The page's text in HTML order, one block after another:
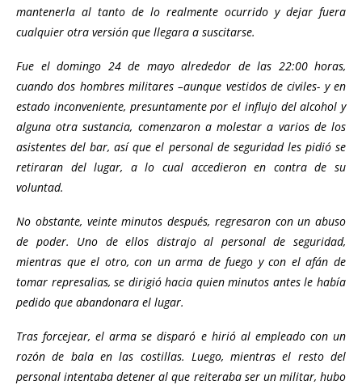
mantenerla al tanto de lo realmente ocurrido y dejar fuera
cualquier otra versión que llegara a suscitarse.
Fue el domingo 24 de mayo alrededor de las 22:00 horas,
cuando dos hombres militares –aunque vestidos de civiles- y en
estado inconveniente, presuntamente por el influjo del alcohol y
alguna otra sustancia, comenzaron a molestar a varios de los
asistentes del bar, así que el personal de seguridad les pidió se
retiraran del lugar, a lo cual accedieron en contra de su
voluntad.
No obstante, veinte minutos después, regresaron con un abuso
de poder. Uno de ellos distrajo al personal de seguridad,
mientras que el otro, con un arma de fuego y con el afán de
tomar represalias, se dirigió hacia quien minutos antes le había
pedido que abandonara el lugar.
Tras forcejear, el arma se disparó e hirió al empleado con un
rozón de bala en las costillas. Luego, mientras el resto del
personal intentaba detener al que reiteraba ser un militar, hubo